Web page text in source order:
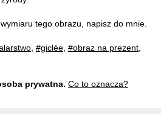
tego obrazu, napisz do mnie.
, #giclée, #obraz na prezent,
prywatna. Co to oznacza?